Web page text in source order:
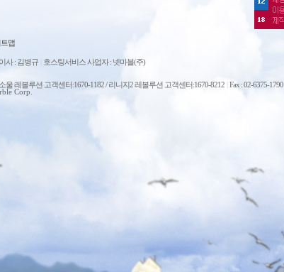
맵
사 : 김병규
호스팅서비스 사업자 : 넷마블(주)
울 레볼루션 고객센터:1670-1182 / 리니지2 레볼루션 고객센터:1670-8212 Fax : 02-6375-1790
Corp.